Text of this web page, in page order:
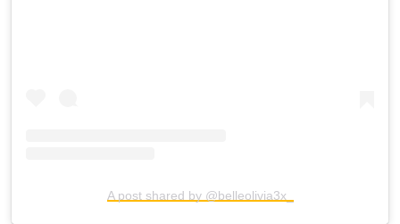
A post shared by @belleolivia3x_